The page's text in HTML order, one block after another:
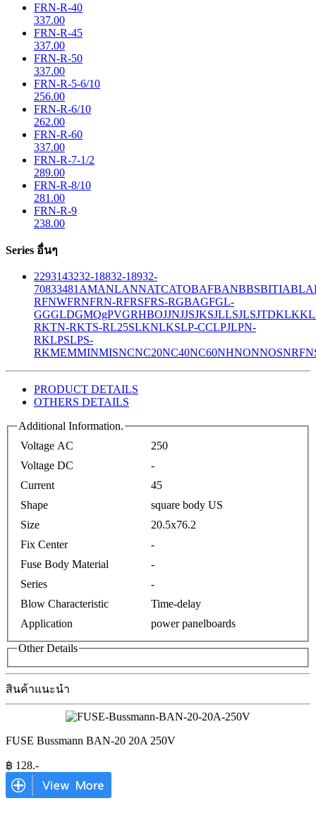
FRN-R-40
337.00
FRN-R-45
337.00
FRN-R-50
337.00
FRN-R-5-6/10
256.00
FRN-R-6/10
262.00
FRN-R-60
337.00
FRN-R-7-1/2
289.00
FRN-R-8/10
281.00
FRN-R-9
238.00
Series อื่นๆ
2293143232-18832-18932-
70833481 AMANLANNATCATOBAFBANBBSBITIABLA
RFNWFRNFRN-RFRSFRS-RGBAGFGL-
GGGLDGMQgPVGRHBOJJNJJSJKSJLLSJLSJTDKLK
RKTN-RKTS-RL25SLKNLKSLP-CCLPJLPN-
RKLPSLPS-
RKMEMMINMISNCNC20NC40NC60NHNONNOSNRF
PRODUCT DETAILS
OTHERS DETAILS
Additional Information.
Voltage AC
250
Voltage DC
-
Current
45
Shape
square body US
Size
20.5x76.2
Fix Center
-
Fuse Body Material
-
Series
-
Blow Characteristic
Time-delay
Application
power panelboards
Other Details
สินค้าแนะนำ
FUSE Bussmann BAN-20 20A 250V
฿ 128.-